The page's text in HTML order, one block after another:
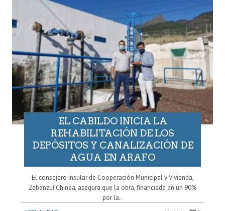
EL CABILDO INICIA LA
REHABILITACIÓN DE LOS
DEPÓSITOS Y CANALIZACIÓN DE
AGUA EN ARAFO
El consejero insular de Cooperación Municipal y Vivienda,
Zebenzuí Chinea, asegura que la obra, financiada en un 90%
por la..